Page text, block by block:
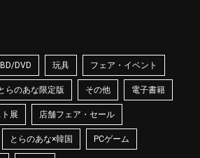
DVD 玩具 フェア・イベント
らのあな限定版 その他 電子書籍
展 店舗フェア・セール
とらのあな×韓国 PCゲーム